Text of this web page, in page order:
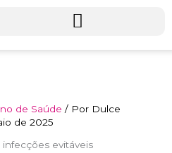
de Saúde / Por Dulce
de 2025